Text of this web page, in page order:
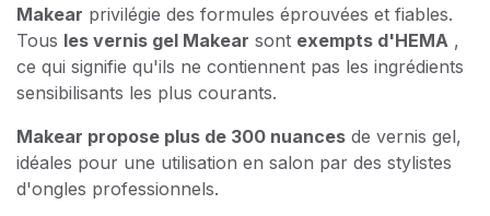
Makear privilégie des formules éprouvées et fiables.
Tous les vernis gel Makear sont exempts d'HEMA ,
ce qui signifie qu'ils ne contiennent pas les ingrédients
sensibilisants les plus courants.
Makear propose plus de 300 nuances de vernis gel,
idéales pour une utilisation en salon par des stylistes
d'ongles professionnels.